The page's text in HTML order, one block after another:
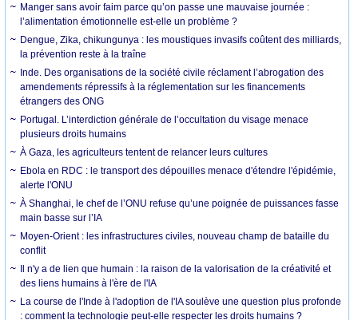
Manger sans avoir faim parce qu’on passe une mauvaise journée :
l’alimentation émotionnelle est-elle un problème ?
Dengue, Zika, chikungunya : les moustiques invasifs coûtent des milliards,
la prévention reste à la traîne
Inde. Des organisations de la société civile réclament l’abrogation des
amendements répressifs à la réglementation sur les financements
étrangers des ONG
Portugal. L’interdiction générale de l’occultation du visage menace
plusieurs droits humains
À Gaza, les agriculteurs tentent de relancer leurs cultures
Ebola en RDC : le transport des dépouilles menace d'étendre l'épidémie,
alerte l'ONU
À Shanghai, le chef de l’ONU refuse qu’une poignée de puissances fasse
main basse sur l’IA
Moyen-Orient : les infrastructures civiles, nouveau champ de bataille du
conflit
Il n'y a de lien que humain : la raison de la valorisation de la créativité et
des liens humains à l'ère de l'IA
La course de l'Inde à l'adoption de l'IA soulève une question plus profonde
: comment la technologie peut-elle respecter les droits humains ?